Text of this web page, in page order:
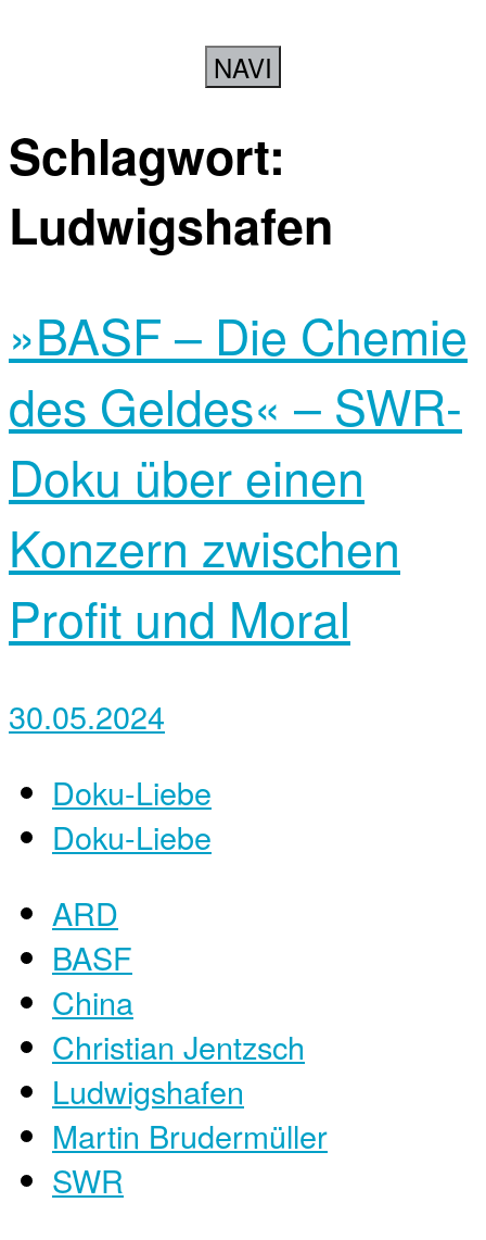
NAVI
Schlagwort:
Ludwigshafen
»BASF – Die Chemie
des Geldes« – SWR-
Doku über einen
Konzern zwischen
Profit und Moral
30.05.2024
Doku-Liebe
Doku-Liebe
ARD
BASF
China
Christian Jentzsch
Ludwigshafen
Martin Brudermüller
SWR